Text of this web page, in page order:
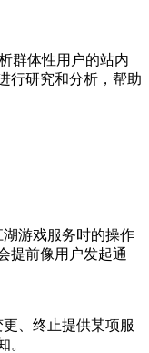
群体性用户的站内
行研究和分析，帮助
湖游戏服务时的操作
提前像用户发起通
、终止提供某项服
。